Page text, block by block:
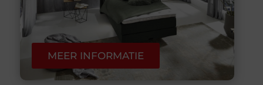
MEER INFORMATIE